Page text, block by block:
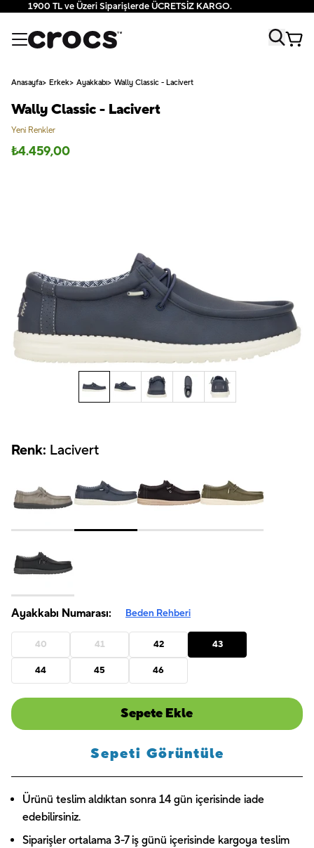
1900 TL ve Üzeri Siparişlerde ÜCRETSİZ KARGO.
Anasayfa Erkek Ayakkabı Wally Classic - Lacivert
Wally Classic - Lacivert
Yeni Renkler
₺4.459,00
Renk: Lacivert
Ayakkabı Numarası: Beden Rehberi
40 41 42 43
44 45 46
Sepete Ekle
Sepeti Görüntüle
Ürünü teslim aldıktan sonra 14 gün içerisinde iade
edebilirsiniz.
Siparişler ortalama 3-7 iş günü içerisinde kargoya teslim